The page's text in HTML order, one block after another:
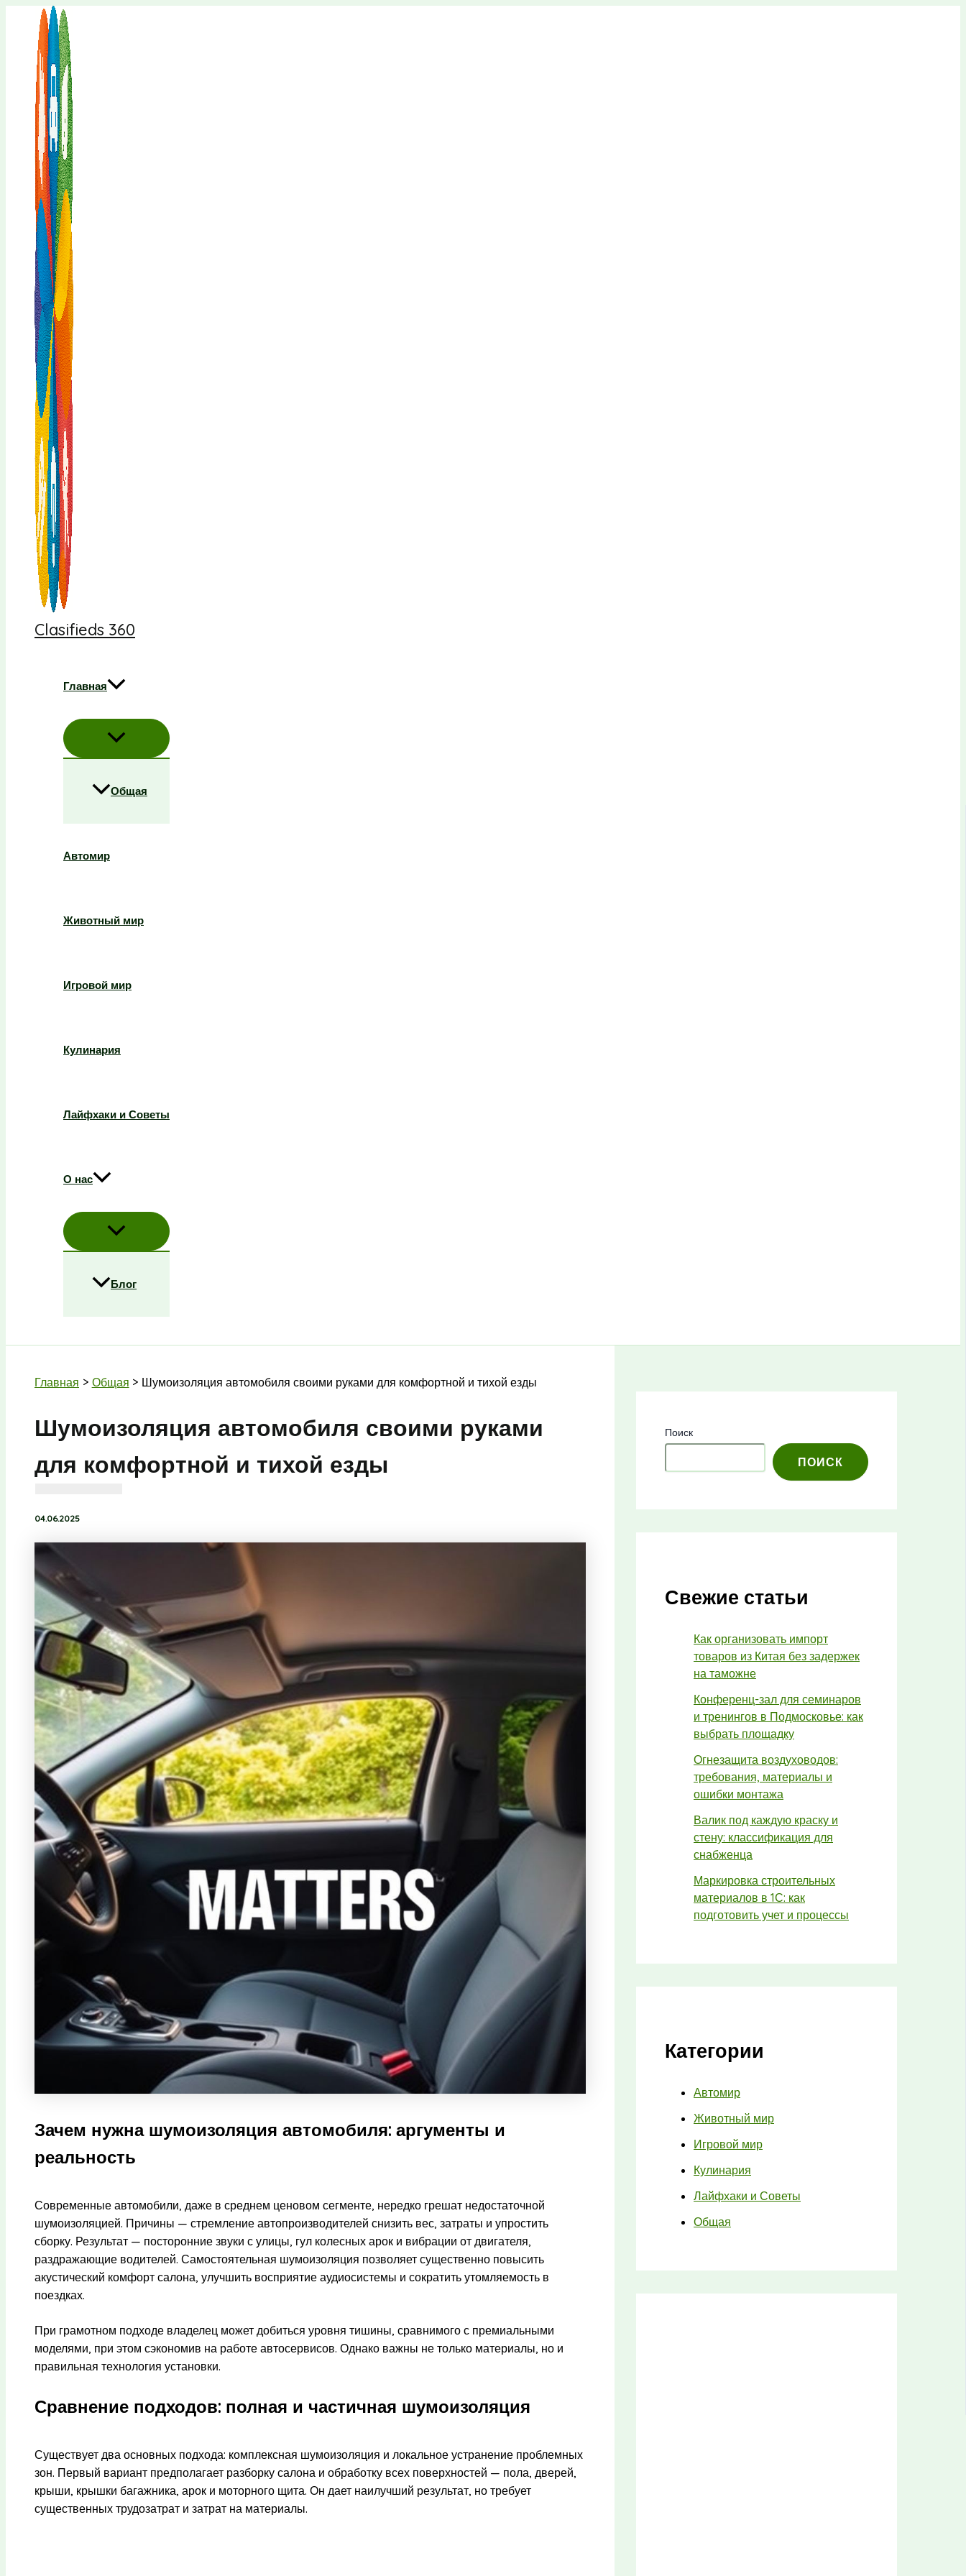
Перейти
содержимому
Clasifieds 360
Главная
Общая
Автомир
Животный мир
Игровой мир
Кулинария
Лайфхаки и Советы
О нас
Блог
Главная Общая Шумоизоляция автомобиля своими руками для комфортной и тихой езды
Шумоизоляция автомобиля своими руками
для комфортной и тихой езды
04.06.2025
Зачем нужна шумоизоляция автомобиля: аргументы и
реальность
Современные автомобили, даже в среднем ценовом сегменте, нередко грешат недостаточной
шумоизоляцией. Причины — стремление автопроизводителей снизить вес, затраты и упростить
сборку. Результат — посторонние звуки с улицы, гул колесных арок и вибрации от двигателя,
раздражающие водителей. Самостоятельная шумоизоляция позволяет существенно повысить
акустический комфорт салона, улучшить восприятие аудиосистемы и сократить утомляемость в
поездках.
При грамотном подходе владелец может добиться уровня тишины, сравнимого с премиальными
моделями, при этом сэкономив на работе автосервисов. Однако важны не только материалы, но и
правильная технология установки.
Сравнение подходов: полная и частичная шумоизоляция
Существует два основных подхода: комплексная шумоизоляция и локальное устранение проблемных
зон. Первый вариант предполагает разборку салона и обработку всех поверхностей — пола, дверей,
крыши, крышки багажника, арок и моторного щита. Он дает наилучший результат, но требует
существенных трудозатрат и затрат на материалы.
Поиск
ПОИСК
Свежие статьи
Как организовать импорт
товаров из Китая без задержек
на таможне
Конференц-зал для семинаров
и тренингов в Подмосковье: как
выбрать площадку
Огнезащита воздуховодов:
требования, материалы и
ошибки монтажа
Валик под каждую краску и
стену: классификация для
снабженца
Маркировка строительных
материалов в 1С: как
подготовить учет и процессы
Категории
Автомир
Животный мир
Игровой мир
Кулинария
Лайфхаки и Советы
Общая